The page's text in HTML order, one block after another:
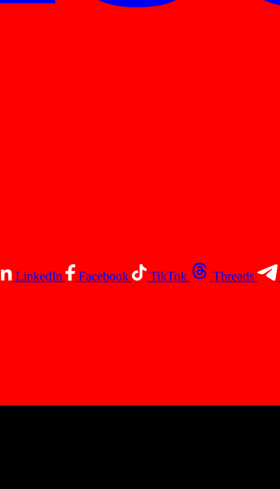
LinkedIn Facebook TikTok Threads